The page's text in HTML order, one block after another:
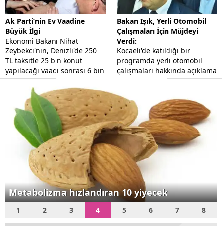
Ak Parti’nin Ev Vaadine
Büyük İlgi
Ekonomi Bakanı Nihat
Zeybekci'nin, Denizli'de 250
TL taksitle 25 bin konut
yapılacağı vaadi sonrası 6 bin
kişi başvuru yaptı.
Bakan Işık, Yerli Otomobil
Çalışmaları İçin Müjdeyi
Verdi:
Kocaeli'de katıldığı bir
programda yerli otomobil
çalışmaları hakkında açıklama
yapan Bilim Sanayi ve
"Özellikle menzili...
Metabolizma hızlandıran 10 yiyecek
1 2 3 4 5 6 7 8